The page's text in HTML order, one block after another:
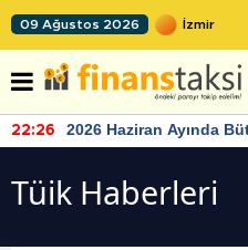
09 Ağustos 2026
22:26 2026 Haziran Ayında
Tüik Haberleri